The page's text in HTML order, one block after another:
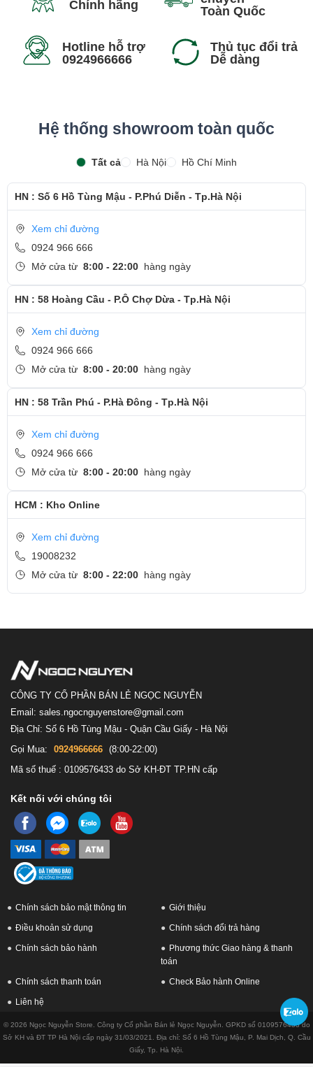
Chính hãng
Toàn Quốc
Hotline hỗ trợ
0924966666
Thủ tục đổi trả
Dễ dàng
Hệ thống showroom toàn quốc
Tất cả Hà Nội Hồ Chí Minh
HN : Số 6 Hồ Tùng Mậu - P.Phú Diễn - Tp.Hà Nội
Xem chỉ đường
0924 966 666
Mở cửa từ 8:00 - 22:00 hàng ngày
HN : 58 Hoàng Cầu - P.Ô Chợ Dừa - Tp.Hà Nội
Xem chỉ đường
0924 966 666
Mở cửa từ 8:00 - 20:00 hàng ngày
HN : 58 Trần Phú - P.Hà Đông - Tp.Hà Nội
Xem chỉ đường
0924 966 666
Mở cửa từ 8:00 - 20:00 hàng ngày
HCM : Kho Online
Xem chỉ đường
19008232
Mở cửa từ 8:00 - 22:00 hàng ngày
CÔNG TY CỔ PHẦN BÁN LẺ NGỌC NGUYỄN
Email: sales.ngocnguyenstore@gmail.com
Địa Chỉ: Số 6 Hồ Tùng Mậu - Quận Cầu Giấy - Hà Nội
Gọi Mua:
0924966666 (8:00-22:00)
Mã số thuế : 0109576433 do Sở KH-ĐT TP.HN cấp
Kết nối với chúng tôi
Chính sách bảo mật thông tin Giới thiệu
Điều khoản sử dụng Chính sách đổi trả hàng
Chính sách bảo hành
Phương thức Giao hàng & thanh
toán
Chính sách thanh toán Check Bảo hành Online
Liên hệ
© 2026 Ngọc Nguyễn Store. Công ty Cổ phần Bán lẻ Ngọc Nguyễn. GPKD số 0109576433 do
Sở KH và ĐT TP Hà Nội cấp ngày 31/03/2021. Địa chỉ: Số 6 Hồ Tùng Mậu, P. Mai Dịch, Q. Cầu
Giấy, Tp. Hà Nội.